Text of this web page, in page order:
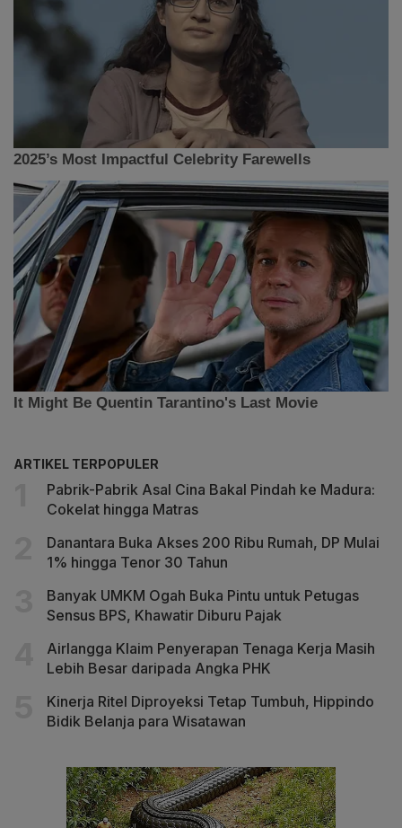
ARTIKEL TERPOPULER
Pabrik-Pabrik Asal Cina Bakal Pindah ke Madura:
Cokelat hingga Matras
Danantara Buka Akses 200 Ribu Rumah, DP Mulai
1% hingga Tenor 30 Tahun
Banyak UMKM Ogah Buka Pintu untuk Petugas
Sensus BPS, Khawatir Diburu Pajak
Airlangga Klaim Penyerapan Tenaga Kerja Masih
Lebih Besar daripada Angka PHK
Kinerja Ritel Diproyeksi Tetap Tumbuh, Hippindo
Bidik Belanja para Wisatawan